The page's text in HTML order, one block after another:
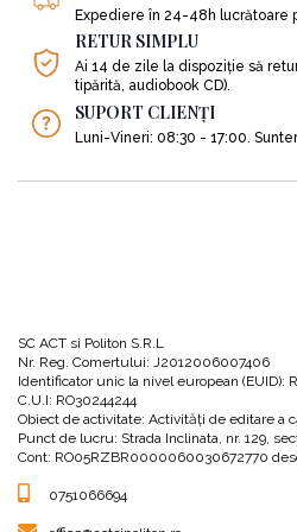
Prima lecție se concentrează asupra unei
voastre excesive este precum un zid de
pretutindeni. Acest zid a fost clădit de
este să vă separeu de ceilalți și chiar de
zidul, dar iubirea îl va dărâma.
alcătuiește totalitatea ființei voastre.
să cunoașteți și să iubiți acea parte din voi
Clădește-ți altarul
Este important un principiu spiritual care
Expediere în 24-48h lucrătoare
RETUR SIMPLU
Ai 14 de zile la dispoziție să
tipărită, audiobook CD).
SUPORT CLIENȚI
Luni-Vineri: 08:30 - 17:00.
SC ACT si Politon S.R.L
Nr. Reg. Comertului: J2012006007406
Identificator unic la nivel european (EUID):
C.U.I: RO30244244
Obiect de activitate: Activităţi de editare a
Punct de lucru: Strada Inclinata, nr. 129,
Cont: RO05RZBR0000060030672770
0751066694